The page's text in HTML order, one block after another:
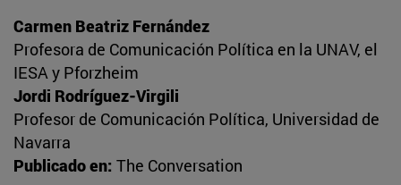
Carmen Beatriz Fernández
Profesora de Comunicación Política en la UNAV, el
IESA y Pforzheim
Jordi Rodríguez-Virgili
Profesor de Comunicación Política, Universidad de
Navarra
Publicado en: The Conversation